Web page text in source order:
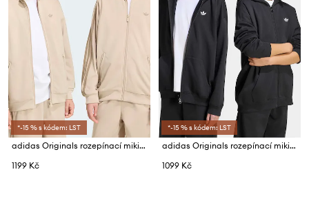
*-15 % s kódem: LST
adidas Originals rozepínací mikina dětská
1199 Kč
*-15 % s kódem: LST
adidas Originals rozepínací mikina s kapucí dětská s bavlnou
1099 Kč